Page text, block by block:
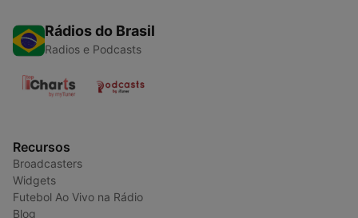
Rádios do Brasil
Radios e Podcasts
Recursos
Broadcasters
Widgets
Futebol Ao Vivo na Rádio
Blog